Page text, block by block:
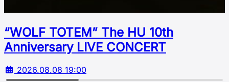
“WOLF TOTEM” The HU 10th
Аnniversary LIVE CONCERT
2026.08.08 19:00